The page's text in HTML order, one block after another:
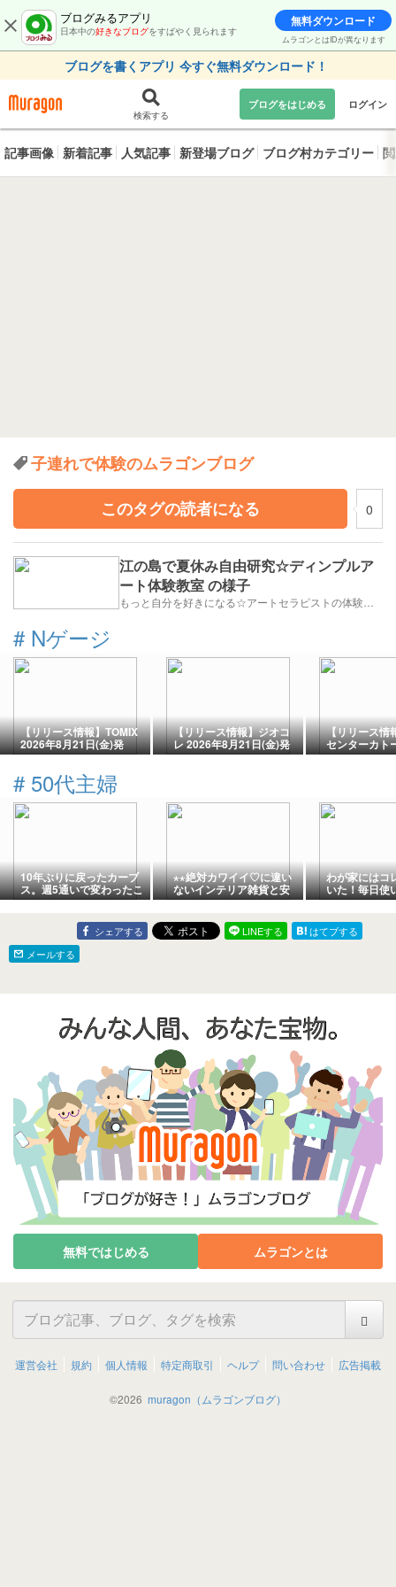
ブログみるアプリ
日本中の好きなブログをすばやく見られます
無料ダウンロード
ムラゴンとはIDが異なります
ブログを書くアプリ 今すぐ無料ダウンロード！
検索する
ブログをはじめる ログイン
記事画像 新着記事 人気記事 新登場ブログ ブログ村カテゴリー
子連れで体験のムラゴンブログ
このタグの読者になる
0
江の島で夏休み自由研究☆ディンプルア
ート体験教室 の様子
# Nゲージ
【リリース情報】TOMIX
2026年8月21日(金)発
売 JR 奥羽本線なつかし
トミックス
【リリース情報】ジオコ
レ 2026年8月21日(金)発
売 鉄コレ 西日本鉄道
【リリース情
センターカト
月22日(土)発
# 50代主婦
10年ぶりに戻ったカーブ
ス。週5通いで変わったこ
と・変わらないこと
⋆⋆絶対カワイイ♡に違い
ないインテリア雑貨と安
すぎて震えたサイゼリ
ア！！ ⋆⋆
わが家にはコ
いた！毎日使
付きボウルが
シェアする LINEする
はてブする
メールする
無料ではじめる ムラゴンとは
運営会社 規約 個人情報 特定商取引 ヘルプ 問い合わせ 広告掲載
©2026 muragon（ムラゴンブログ）